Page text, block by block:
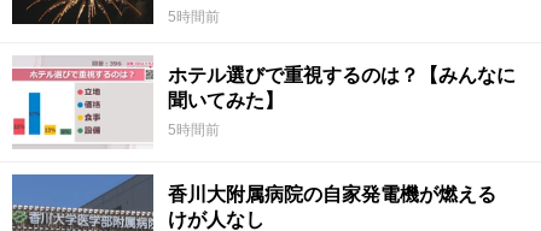
5時間前
ホテル選びで重視するのは？【みんなに
聞いてみた】
5時間前
香川大附属病院の自家発電機が燃える
けが人なし